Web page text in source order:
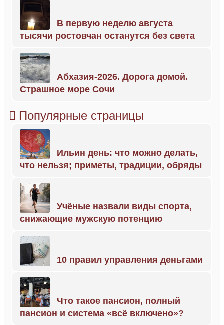
В первую неделю августа
тысячи ростовчан останутся без света
Абхазия-2026. Дорога домой.
Страшное море Сочи
Популярные страницы
Ильин день: что можно делать,
что нельзя; приметы, традиции, обряды
Учёные назвали виды спорта,
снижающие мужскую потенцию
10 правил управления деньгами
Что такое пансион, полный
пансион и система «всё включено»?